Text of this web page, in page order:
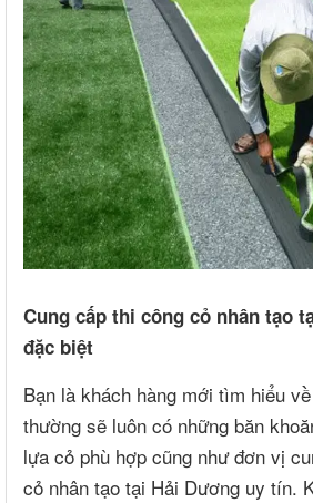
Cung cấp thi công cỏ nhân tạo
đặc biệt
Bạn là khách hàng mới tìm hiểu
thường sẽ luôn có những băn
lựa cỏ phù hợp cũng như đơn vị
cỏ nhân tạo tại Hải Dương uy tín.